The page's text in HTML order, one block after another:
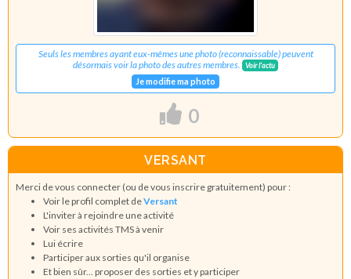
Seuls les membres ayant eux-mêmes une photo (reconnaissable) peuvent
désormais voir la photo des autres membres.
Voir l'actu
Je modifie ma photo
0
VERSANT
Merci de vous connecter (ou de vous inscrire gratuitement) pour :
Voir le profil complet deVersant
L'inviter à rejoindre une activité
Voir ses activités TMS à venir
Lui écrire
Participer aux sorties qu'il organise
Et bien sûr... proposer des sorties et y participer